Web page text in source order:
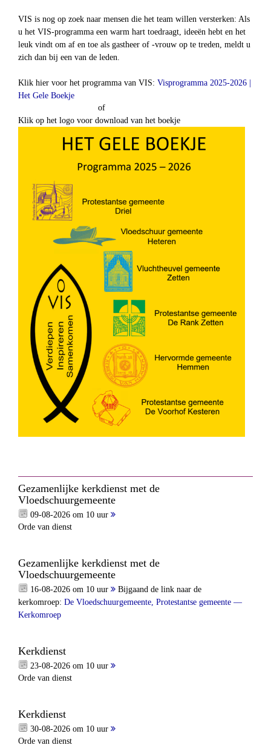
VIS is nog op zoek naar mensen die het team willen versterken: Als
u het VIS-programma een warm hart toedraagt, ideeën hebt en het
leuk vindt om af en toe als gastheer of -vrouw op te treden, meldt u
zich dan bij een van de leden.
Klik hier voor het programma van VIS: Visprogramma 2025-2026 |
Het Gele Boekje
of
Klik op het logo voor download van het boekje
Gezamenlijke kerkdienst met de
Vloedschuurgemeente
09-08-2026 om 10 uur
Orde van dienst
Gezamenlijke kerkdienst met de
Vloedschuurgemeente
16-08-2026 om 10 uur
Bijgaand de link naar de
kerkomroep: De Vloedschuurgemeente, Protestantse gemeente —
Kerkomroep
Kerkdienst
23-08-2026 om 10 uur
Orde van dienst
Kerkdienst
30-08-2026 om 10 uur
Orde van dienst